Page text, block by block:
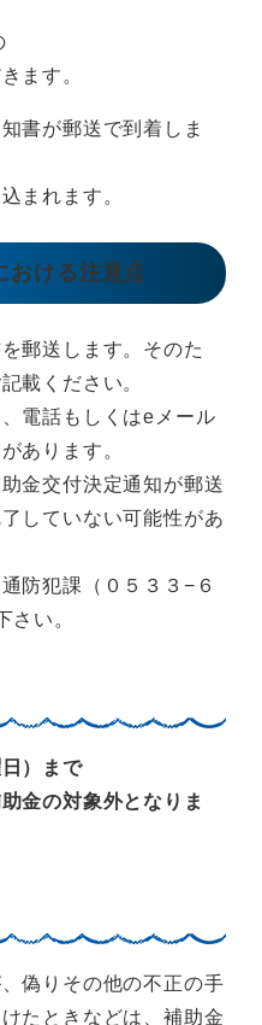
ます。
書が郵送で到着しま
まれます。
おける注意点
郵送します。そのた
載ください。
電話もしくはeメール
あります。
金交付決定通知が郵送
していない可能性があ
防犯課（０５３３−６
さい。
）まで
金の対象外となりま
偽りその他の不正の手
たときなどは、補助金